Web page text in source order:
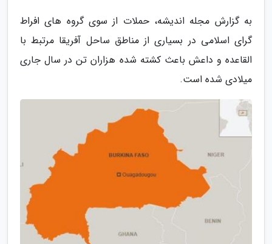
به گزارش مجله اندیشه، حملات از سوی گروه های افراط
گرای اسلامی در بسیاری از مناطق ساحل آفریقا مرتبط با
القاعده و داعش باعث کشته شده هزاران تن در سال جاری
میلادی شده است.